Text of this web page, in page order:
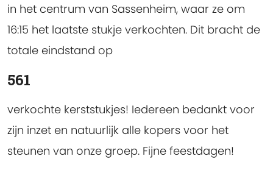
in het centrum van Sassenheim, waar ze om
16:15 het laatste stukje verkochten. Dit bracht de
totale eindstand op
561
verkochte kerststukjes! Iedereen bedankt voor
zijn inzet en natuurlijk alle kopers voor het
steunen van onze groep. Fijne feestdagen!